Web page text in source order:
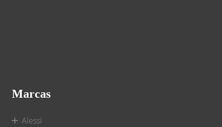
Marcas
Alessi